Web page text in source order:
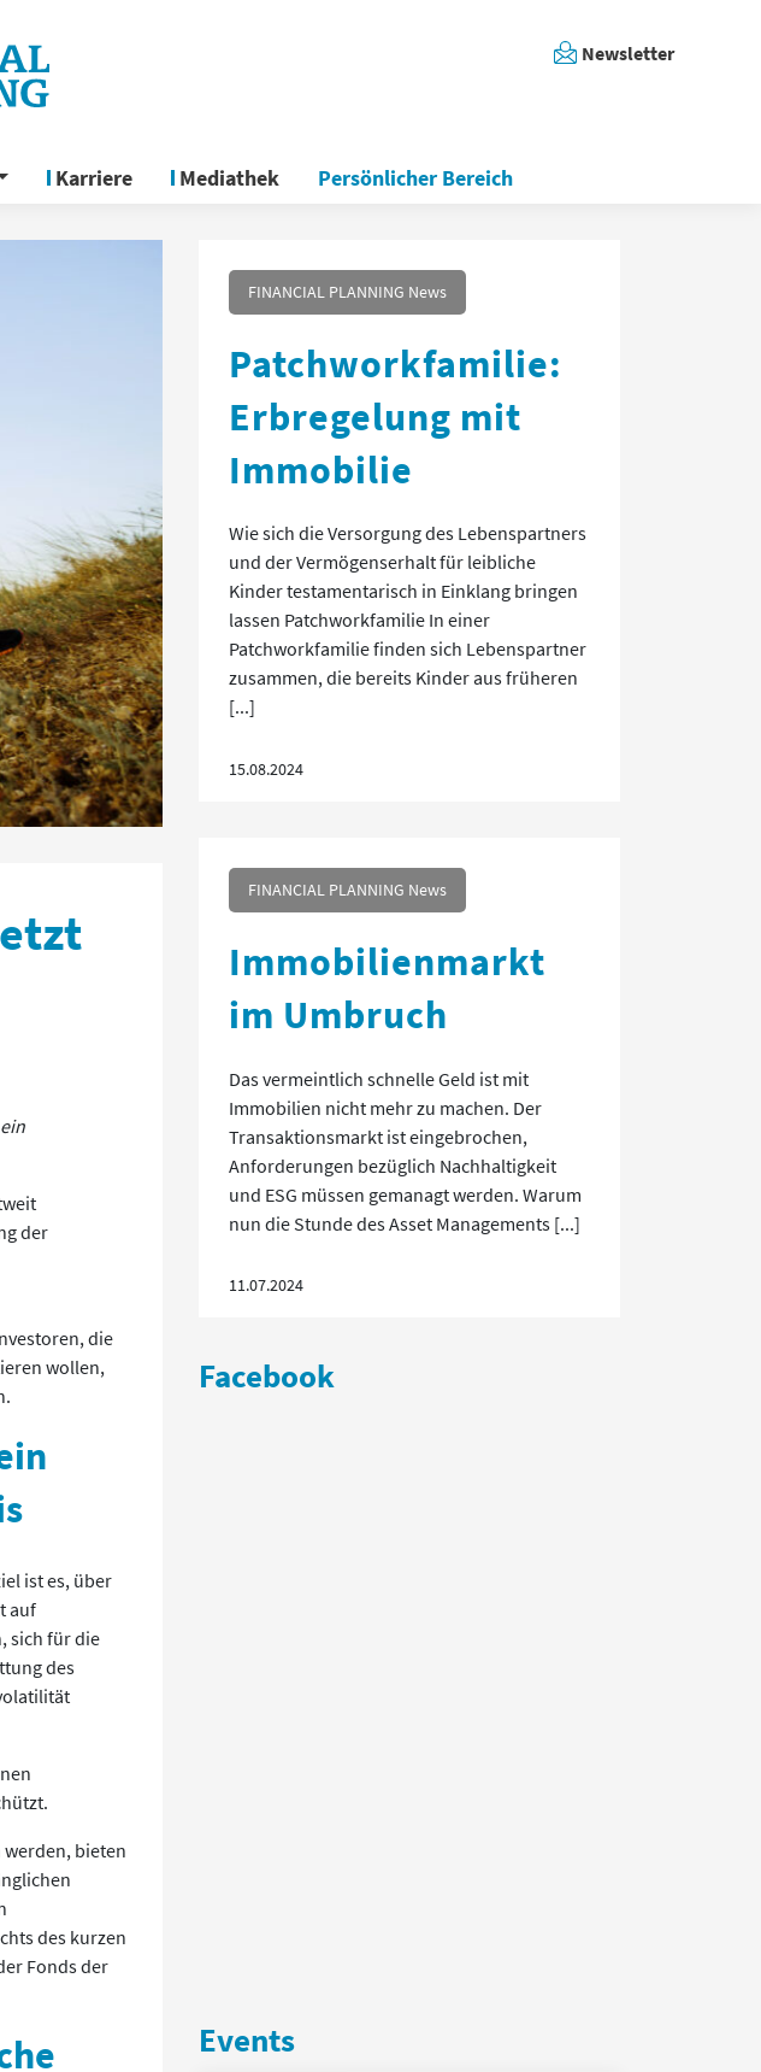
Newsletter
Karriere Mediathek Persönlicher Bereich
der
die
wollen,
ist es, über
auf
sich für die
des
werden, bieten
des kurzen
Fonds der
FINANCIAL PLANNING News
Patchworkfamilie:
Erbregelung mit
Immobilie
Wie sich die Versorgung des Lebenspartners
und der Vermögenserhalt für leibliche
Kinder testamentarisch in Einklang bringen
lassen Patchworkfamilie In einer
Patchworkfamilie finden sich Lebenspartner
zusammen, die bereits Kinder aus früheren
[...]
15.08.2024
FINANCIAL PLANNING News
Immobilienmarkt
im Umbruch
Das vermeintlich schnelle Geld ist mit
Immobilien nicht mehr zu machen. Der
Transaktionsmarkt ist eingebrochen,
Anforderungen bezüglich Nachhaltigkeit
und ESG müssen gemanagt werden. Warum
nun die Stunde des Asset Managements [...]
11.07.2024
Facebook
Events